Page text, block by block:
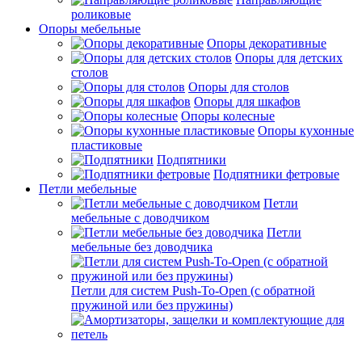
роликовые
Опоры мебельные
Опоры декоративные
Опоры для детских
столов
Опоры для столов
Опоры для шкафов
Опоры колесные
Опоры кухонные
пластиковые
Подпятники
Подпятники фетровые
Петли мебельные
Петли
мебельные с доводчиком
Петли
мебельные без доводчика
Петли для систем Push-To-Open (с обратной
пружиной или без пружины)